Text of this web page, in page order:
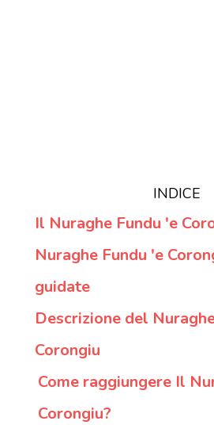
INDICE
Il Nuraghe Fundu 'e
Nuraghe Fundu 'e
guidate
Descrizione del
Corongiu
Come raggiungere Il
Corongiu?